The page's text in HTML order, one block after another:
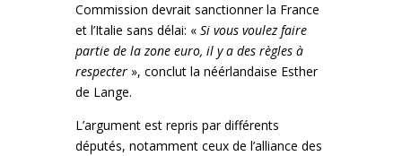
Commission devrait sanctionner la France
et l’Italie sans délai: « Si vous voulez faire
partie de la zone euro, il y a des règles à
respecter », conclut la néérlandaise Esther
de Lange.
L’argument est repris par différents
députés, notamment ceux de l’alliance des